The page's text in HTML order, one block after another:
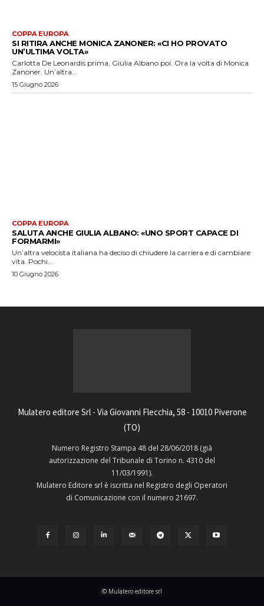
COPPA EUROPA
SI RITIRA ANCHE MONICA ZANONER: «CI HO PROVATO
UN’ULTIMA VOLTA»
Carlotta De Leonardis prima, Giulia Albano poi. Ora la volta di Monica
Zanoner. Un’altra...
15 Giugno 2026
COPPA EUROPA
SALUTA ANCHE GIULIA ALBANO: «UNO SPORT CAPACE DI
FORMARMI»
Un’altra velocista italiana ha deciso di chiudere la carriera e di cambiare
vita. Pochi...
10 Giugno 2026
Mulatero editore Srl - Via Giovanni Flecchia, 58 - 10010 Piverone
(TO)
Numero Registro Stampa 48 del 28/06/2018 (già
autorizzazione del Tribunale di Torino n. 4310 del
11/03/1991).
Mulatero Editore srl è iscritta nel Registro degli Operatori
di Comunicazione con il numero 21697.
© Mulatero editore srl